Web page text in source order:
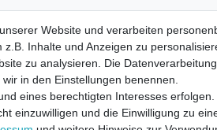
Website und verarbeiten
Inhalte und Anzeigen zu
zu analysieren. Die
in den Einstellungen benennen.
eines berechtigten Interesses
einzuwilligen und die Einwilligung zu